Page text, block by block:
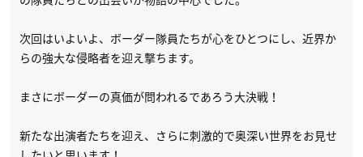
次回はいよいよ、ボーダー隊員たちが心をひとつにし、近界か
らの強大な侵略者を迎え撃ちます。
まさにボーダーの真価が問われるであろう大決戦！
新たな出演者たちを迎え、さらに刺激的で奥深い世界をお見せ